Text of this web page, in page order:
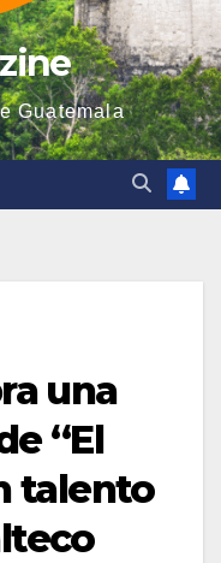
Guatemala
una
“El
talento